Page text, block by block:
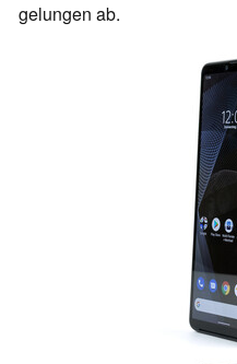
gelungen ab.